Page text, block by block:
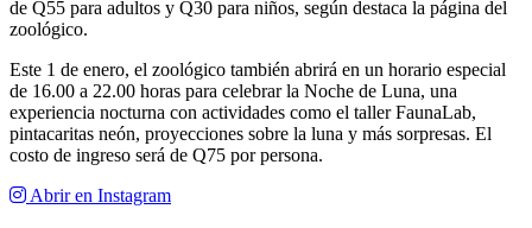
de Q55 para adultos y Q30 para niños, según destaca la página del
zoológico.
Este 1 de enero, el zoológico también abrirá en un horario especial
de 16.00 a 22.00 horas para celebrar la Noche de Luna, una
experiencia nocturna con actividades como el taller FaunaLab,
pintacaritas neón, proyecciones sobre la luna y más sorpresas. El
costo de ingreso será de Q75 por persona.
Abrir en Instagram